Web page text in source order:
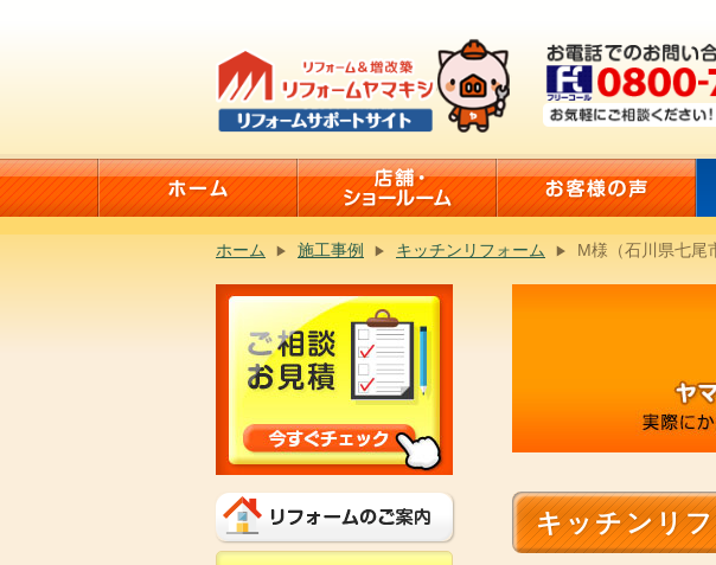
ホーム 施工事例 キッチンリフォーム M様（石川県七尾
キッチンリ